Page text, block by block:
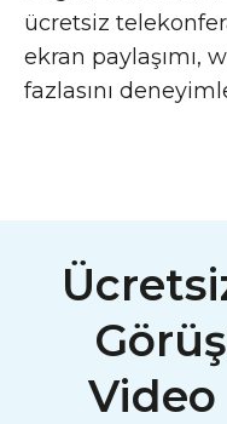
ücretsiz
ekran paylaşımı,
fazlasını